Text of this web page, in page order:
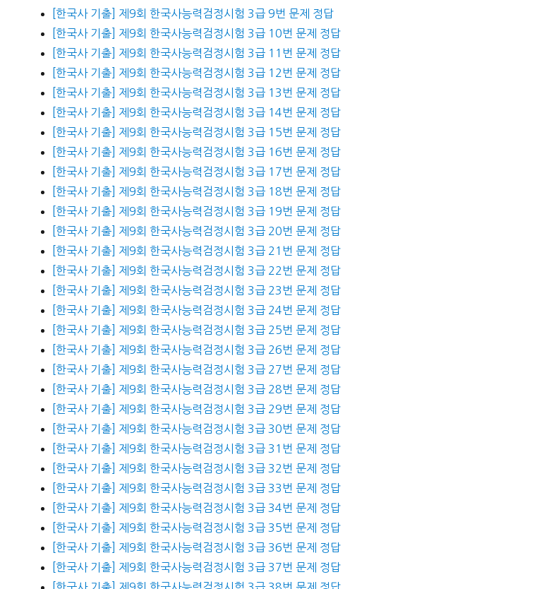
[한국사 기출] 제9회 한국사능력검정시험 3급 9번 문제 정답
[한국사 기출] 제9회 한국사능력검정시험 3급 10번 문제 정답
[한국사 기출] 제9회 한국사능력검정시험 3급 11번 문제 정답
[한국사 기출] 제9회 한국사능력검정시험 3급 12번 문제 정답
[한국사 기출] 제9회 한국사능력검정시험 3급 13번 문제 정답
[한국사 기출] 제9회 한국사능력검정시험 3급 14번 문제 정답
[한국사 기출] 제9회 한국사능력검정시험 3급 15번 문제 정답
[한국사 기출] 제9회 한국사능력검정시험 3급 16번 문제 정답
[한국사 기출] 제9회 한국사능력검정시험 3급 17번 문제 정답
[한국사 기출] 제9회 한국사능력검정시험 3급 18번 문제 정답
[한국사 기출] 제9회 한국사능력검정시험 3급 19번 문제 정답
[한국사 기출] 제9회 한국사능력검정시험 3급 20번 문제 정답
[한국사 기출] 제9회 한국사능력검정시험 3급 21번 문제 정답
[한국사 기출] 제9회 한국사능력검정시험 3급 22번 문제 정답
[한국사 기출] 제9회 한국사능력검정시험 3급 23번 문제 정답
[한국사 기출] 제9회 한국사능력검정시험 3급 24번 문제 정답
[한국사 기출] 제9회 한국사능력검정시험 3급 25번 문제 정답
[한국사 기출] 제9회 한국사능력검정시험 3급 26번 문제 정답
[한국사 기출] 제9회 한국사능력검정시험 3급 27번 문제 정답
[한국사 기출] 제9회 한국사능력검정시험 3급 28번 문제 정답
[한국사 기출] 제9회 한국사능력검정시험 3급 29번 문제 정답
[한국사 기출] 제9회 한국사능력검정시험 3급 30번 문제 정답
[한국사 기출] 제9회 한국사능력검정시험 3급 31번 문제 정답
[한국사 기출] 제9회 한국사능력검정시험 3급 32번 문제 정답
[한국사 기출] 제9회 한국사능력검정시험 3급 33번 문제 정답
[한국사 기출] 제9회 한국사능력검정시험 3급 34번 문제 정답
[한국사 기출] 제9회 한국사능력검정시험 3급 35번 문제 정답
[한국사 기출] 제9회 한국사능력검정시험 3급 36번 문제 정답
[한국사 기출] 제9회 한국사능력검정시험 3급 37번 문제 정답
[한국사 기출] 제9회 한국사능력검정시험 3급 38번 문제 정답